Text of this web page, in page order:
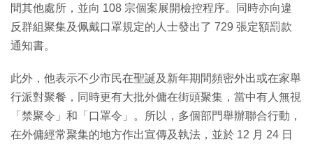
間其他處所，並向 108 宗個案展開檢控程序。同時亦向違
反群組聚集及佩戴口罩規定的人士發出了 729 張定額罰款
通知書。
此外，他表示不少市民在聖誕及新年期間頻密外出或在家舉
行派對聚餐，同時更有大批外傭在街頭聚集，當中有人無視
「禁聚令」和「口罩令」。所以，多個部門舉辦聯合行動，
在外傭經常聚集的地方作出宣傳及執法，並於 12 月 24 日